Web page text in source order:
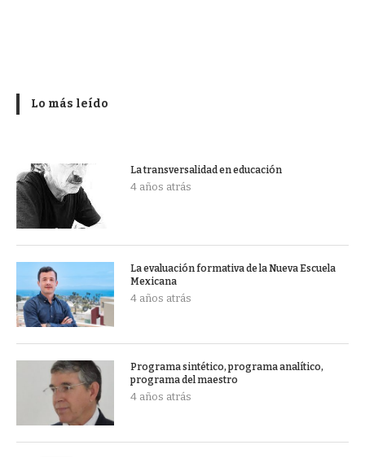
Lo más leído
La transversalidad en educación
4 años atrás
La evaluación formativa de la Nueva Escuela
Mexicana
4 años atrás
Programa sintético, programa analítico,
programa del maestro
4 años atrás